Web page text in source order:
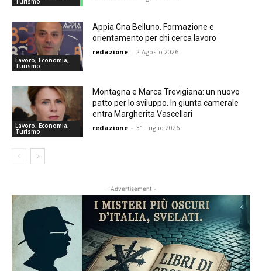
Lavoro, Economia,
Turismo
Appia Cna Belluno. Formazione e
orientamento per chi cerca lavoro
redazione - 2 Agosto 2026
Lavoro, Economia,
Turismo
Montagna e Marca Trevigiana: un nuovo
patto per lo sviluppo. In giunta camerale
entra Margherita Vascellari
redazione - 31 Luglio 2026
- Advertisement -